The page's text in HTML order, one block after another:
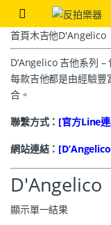
首頁木吉他D'Angelico
D’Angelico 吉他系列
每款吉他都是由經驗豐
合。
聯繫方式： [官方Line
網站連結：
D'Angelico
顯示單一結果